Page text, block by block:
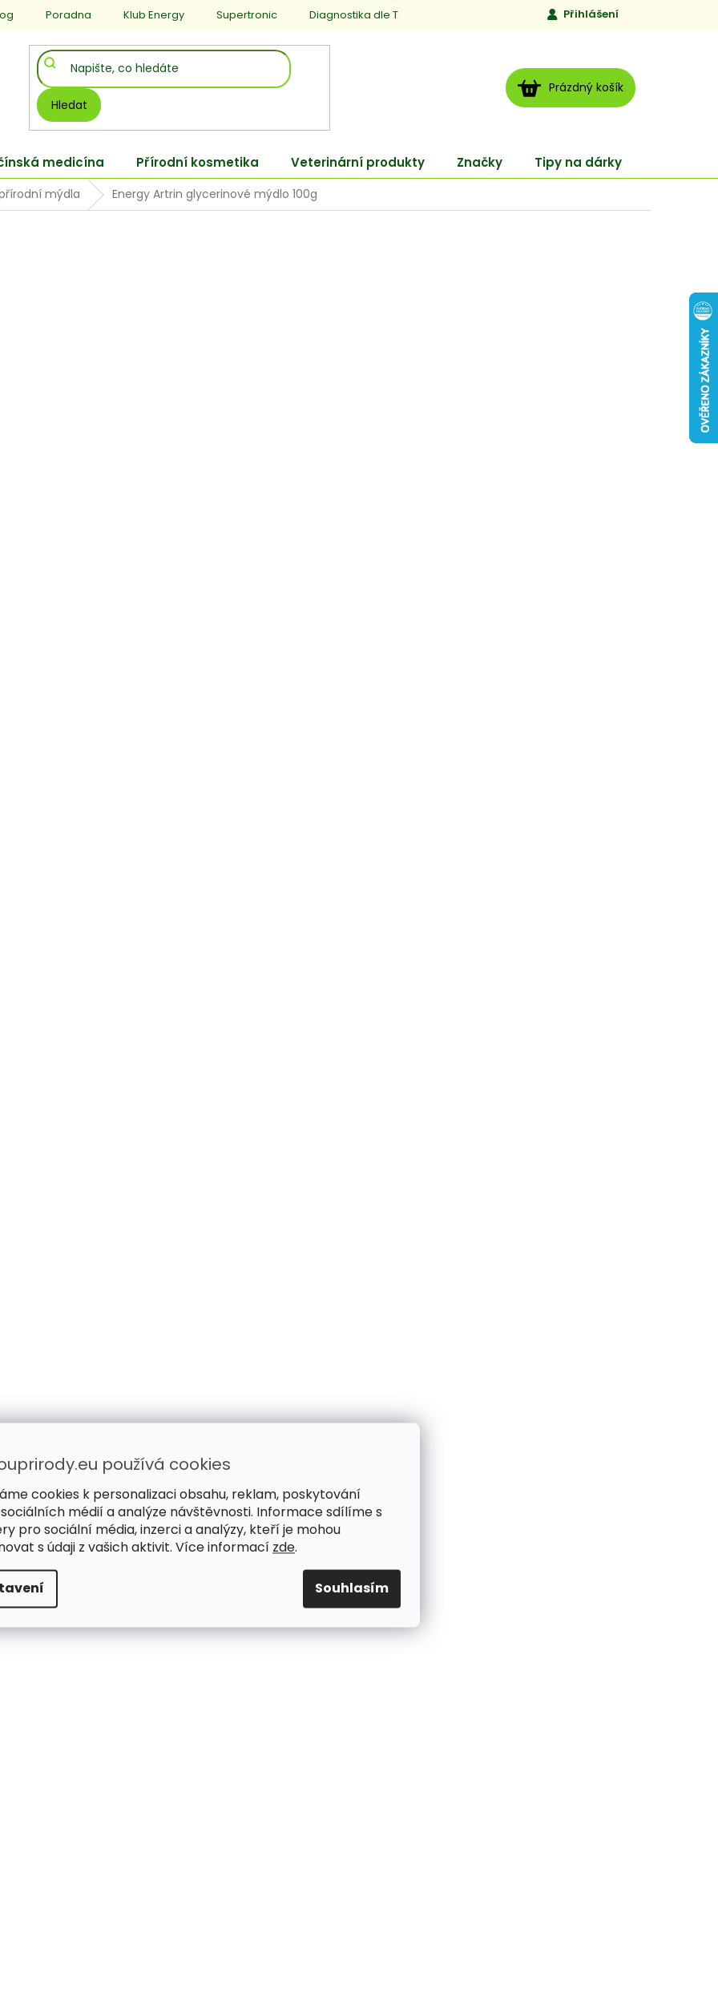
používá cookies
cookies k personalizaci obsahu, reklam, poskytování
médií a analýze návštěvnosti. Informace sdílíme s
pro sociální média, inzerci a analýzy, kteří je mohou
s údaji z vašich aktivit. Více informací zde.
Souhlasím
Poradna Klub Energy Supertronic Diagnostika dle TCM Jen to, čemu věříme
Přihlášení
Hledat
NÁKUPNÍ
KOŠÍK
Prázdný košík
medicína Přírodní kosmetika Veterinární produkty Značky Tipy na dárky
mýdla Energy Artrin glycerinové mýdlo 100g